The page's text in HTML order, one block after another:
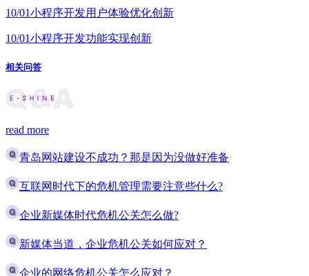
10/01小程序开发用户体验优化创新
10/01小程序开发功能实现创新
相关问答
read more
青岛网站建设不成功？那是因为没做好准备
互联网时代下的危机管理需要注意些什么?
企业新媒体时代危机公关怎么做?
新媒体当道，企业危机公关如何应对？
企业的网络危机公关怎么应对？